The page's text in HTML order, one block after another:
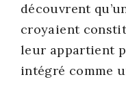
découvrent
croyaient
leur appar­tient
inté­gré comme